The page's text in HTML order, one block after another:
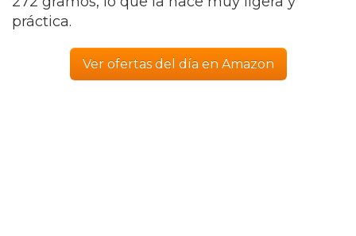
práctica.
Ver ofertas del día en Amazon